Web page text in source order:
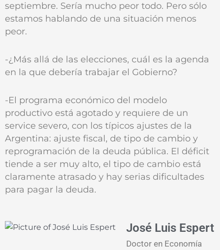
septiembre. Sería mucho peor todo. Pero sólo
estamos hablando de una situación menos
peor.
-¿Más allá de las elecciones, cuál es la agenda
en la que debería trabajar el Gobierno?
-El programa económico del modelo
productivo está agotado y requiere de un
service severo, con los típicos ajustes de la
Argentina: ajuste fiscal, de tipo de cambio y
reprogramación de la deuda pública. El déficit
tiende a ser muy alto, el tipo de cambio está
claramente atrasado y hay serias dificultades
para pagar la deuda.
José Luis Espert
Doctor en Economía